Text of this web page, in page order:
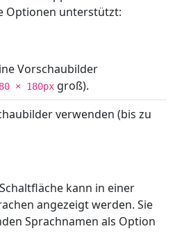
Optionen unterstützt:
Vorschaubilder
× 180px groß).
verwenden (bis zu
kann in einer
angezeigt werden. Sie
Sprachnamen als Option